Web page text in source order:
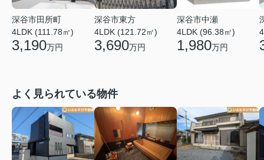
深谷市田所町
4LDK (111.78㎡)
3,190万円
深谷市東方
4LDK (121.72㎡)
3,690万円
深谷市中瀬
4LDK (96.38㎡)
1,980万円
よく見られている物件